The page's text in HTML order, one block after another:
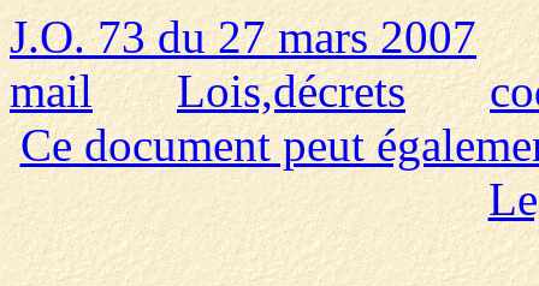
J.O. 73 du 27 mars 2007
mail
Lois,décrets
Ce document peut